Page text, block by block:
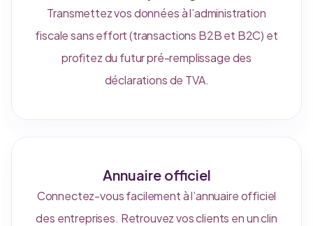
Transmettez vos données à l’administration
fiscale sans effort (transactions B2B et B2C) et
profitez du futur pré-remplissage des
déclarations de TVA.
Annuaire officiel
Connectez-vous facilement à l’annuaire officiel
des entreprises. Retrouvez vos clients en un clin